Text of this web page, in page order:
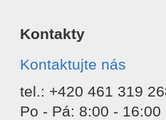
Kontakty
Kontaktujte nás
tel.: +420 461 319
Po - Pá: 8:00 - 16:00